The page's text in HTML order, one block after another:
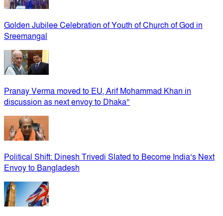
Golden Jubilee Celebration of Youth of Church of God in
Sreemangal
Pranay Verma moved to EU, Arif Mohammad Khan in
discussion as next envoy to Dhaka”
Political Shift: Dinesh Trivedi Slated to Become India’s Next
Envoy to Bangladesh